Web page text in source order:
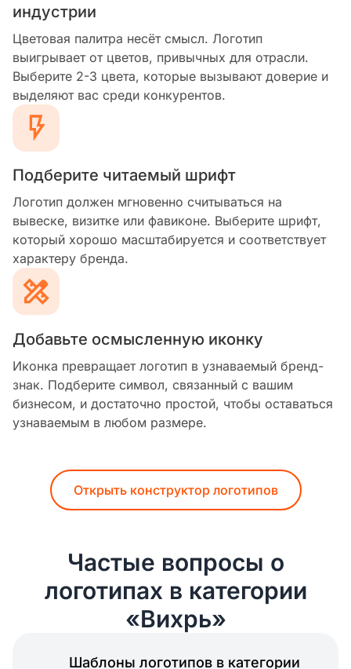
индустрии
Цветовая палитра несёт смысл. Логотип
выигрывает от цветов, привычных для отрасли.
Выберите 2-3 цвета, которые вызывают доверие и
выделяют вас среди конкурентов.
Подберите читаемый шрифт
Логотип должен мгновенно считываться на
вывеске, визитке или фавиконе. Выберите шрифт,
который хорошо масштабируется и соответствует
характеру бренда.
Добавьте осмысленную иконку
Иконка превращает логотип в узнаваемый бренд-
знак. Подберите символ, связанный с вашим
бизнесом, и достаточно простой, чтобы оставаться
узнаваемым в любом размере.
Открыть конструктор логотипов
Частые вопросы о
логотипах в категории
«Вихрь»
Шаблоны логотипов в категории